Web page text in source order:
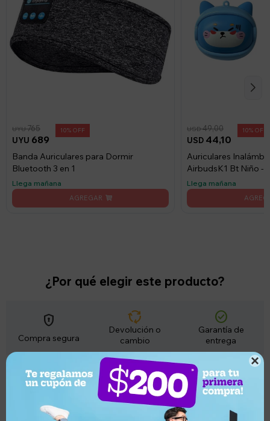

UYU 689
UYU765 10
Banda Auriculares para Dormir
Bluetooth 3 en 1
Llega mañana
USD 44,10
USD49,00 10
Auriculares
AirbudsK1 Bt Niño -
Llega mañana
¿Por qué elegir este producto?
encrypted
Compra segura
cycle
Devolución o
cambio
check_circle
Garantía de
entrega
Descripción
Codigo: AUD371